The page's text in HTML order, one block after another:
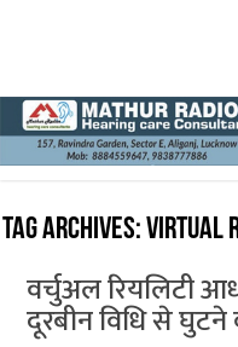
Tag Archives:Virtual
वर्चुअल रियलिटी
दूरबीन विधि से घुटने